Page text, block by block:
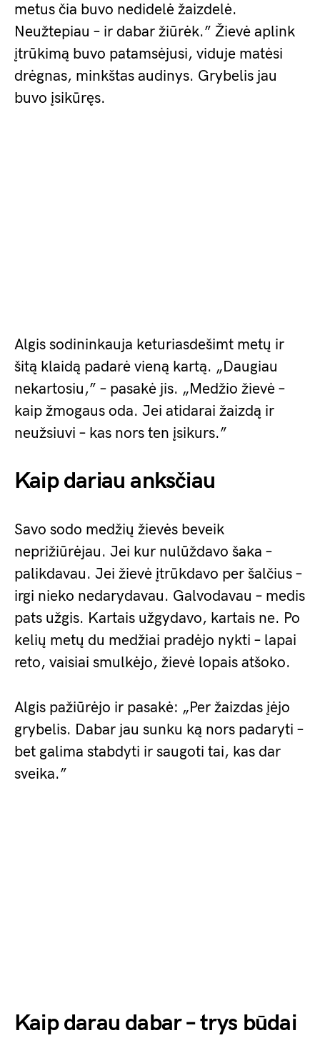
metus čia buvo nedidelė žaizdelė.
Neužtepiau – ir dabar žiūrėk.” Žievė aplink
įtrūkimą buvo patamsėjusi, viduje matėsi
drėgnas, minkštas audinys. Grybelis jau
buvo įsikūręs.
Algis sodininkauja keturiasdešimt metų ir
šitą klaidą padarė vieną kartą. „Daugiau
nekartosiu,” – pasakė jis. „Medžio žievė –
kaip žmogaus oda. Jei atidarai žaizdą ir
neužsiuvi – kas nors ten įsikurs.”
Kaip dariau anksčiau
Savo sodo medžių žievės beveik
neprižiūrėjau. Jei kur nulūždavo šaka –
palikdavau. Jei žievė įtrūkdavo per šalčius –
irgi nieko nedarydavau. Galvodavau – medis
pats užgis. Kartais užgydavo, kartais ne. Po
kelių metų du medžiai pradėjo nykti – lapai
reto, vaisiai smulkėjo, žievė lopais atšoko.
Algis pažiūrėjo ir pasakė: „Per žaizdas įėjo
grybelis. Dabar jau sunku ką nors padaryti –
bet galima stabdyti ir saugoti tai, kas dar
sveika.”
Kaip darau dabar – trys būdai